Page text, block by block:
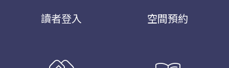
讀者登入 空間預約